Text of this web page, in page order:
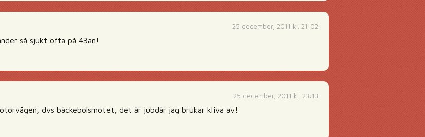
25 december, 2011 kl. 21:02
så sjukt ofta på 43an!
25 december, 2011 kl. 23:13
dvs bäckebolsmotet, det är jubdär jag brukar kliva av!